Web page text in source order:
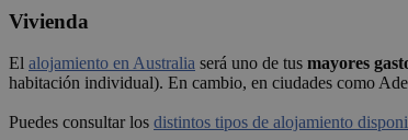
Vivienda
El alojamiento en Australia será uno de tus mayores
habitación individual). En cambio, en ciudades como
Puedes consultar los distintos tipos de alojamiento